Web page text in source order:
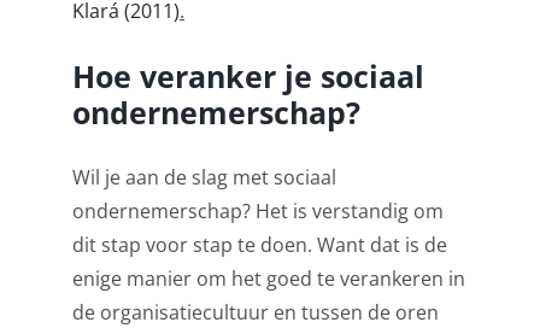
Klará (2011).
Hoe veranker je sociaal
ondernemerschap?
Wil je aan de slag met sociaal
ondernemerschap? Het is verstandig om
dit stap voor stap te doen. Want dat is de
enige manier om het goed te verankeren in
de organisatiecultuur en tussen de oren